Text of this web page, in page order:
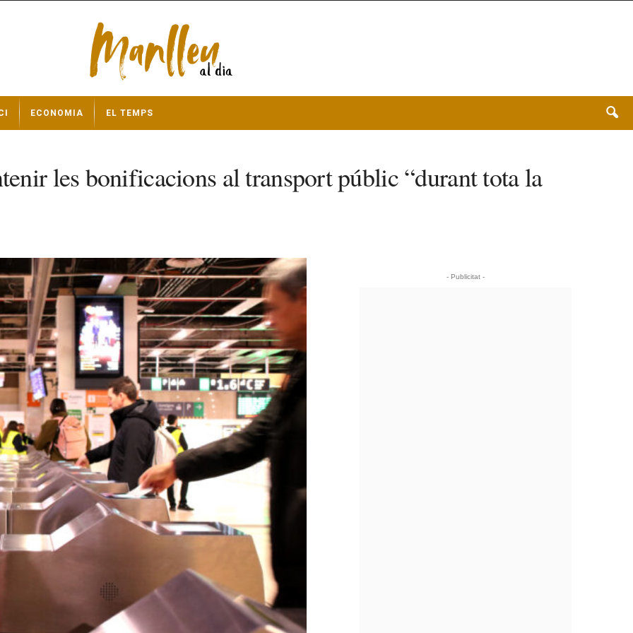
ECONOMIA EL TEMPS
les bonificacions al transport públic “durant tota la
- Publicitat -